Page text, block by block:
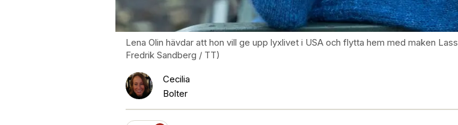
Lena Olin hävdar att hon vill ge upp lyxlivet i USA och flytta hem med maken
Fredrik Sandberg / TT)
Cecilia
Bolter